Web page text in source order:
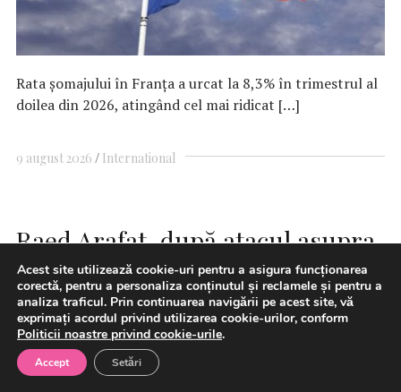
Rata șomajului în Franța a urcat la 8,3% în trimestrul al
doilea din 2026, atingând cel mai ridicat […]
9 august 2026 International
Raed Arafat, după atacul asupra
echipajului de Ambulanță de la
Cluj: Violența împotriva
salvatorilor este inacceptabilă
Acest site utilizează cookie-uri pentru a asigura funcționarea
corectă, pentru a personaliza conținutul și reclamele și pentru a
analiza traficul. Prin continuarea navigării pe acest site, vă
exprimați acordul privind utilizarea cookie-urilor, conform
Politicii noastre privind cookie-urile.
Accept Setări